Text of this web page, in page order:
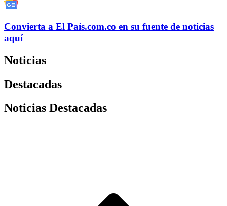
Convierta a El País.com.co en su fuente de noticias
aquí
Noticias
Destacadas
Noticias Destacadas